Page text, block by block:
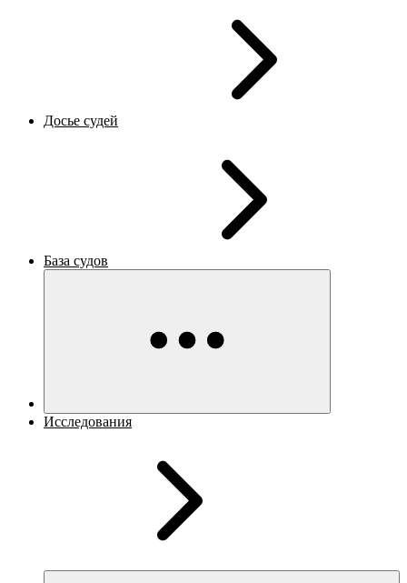
Досье судей
База судов
Исследования